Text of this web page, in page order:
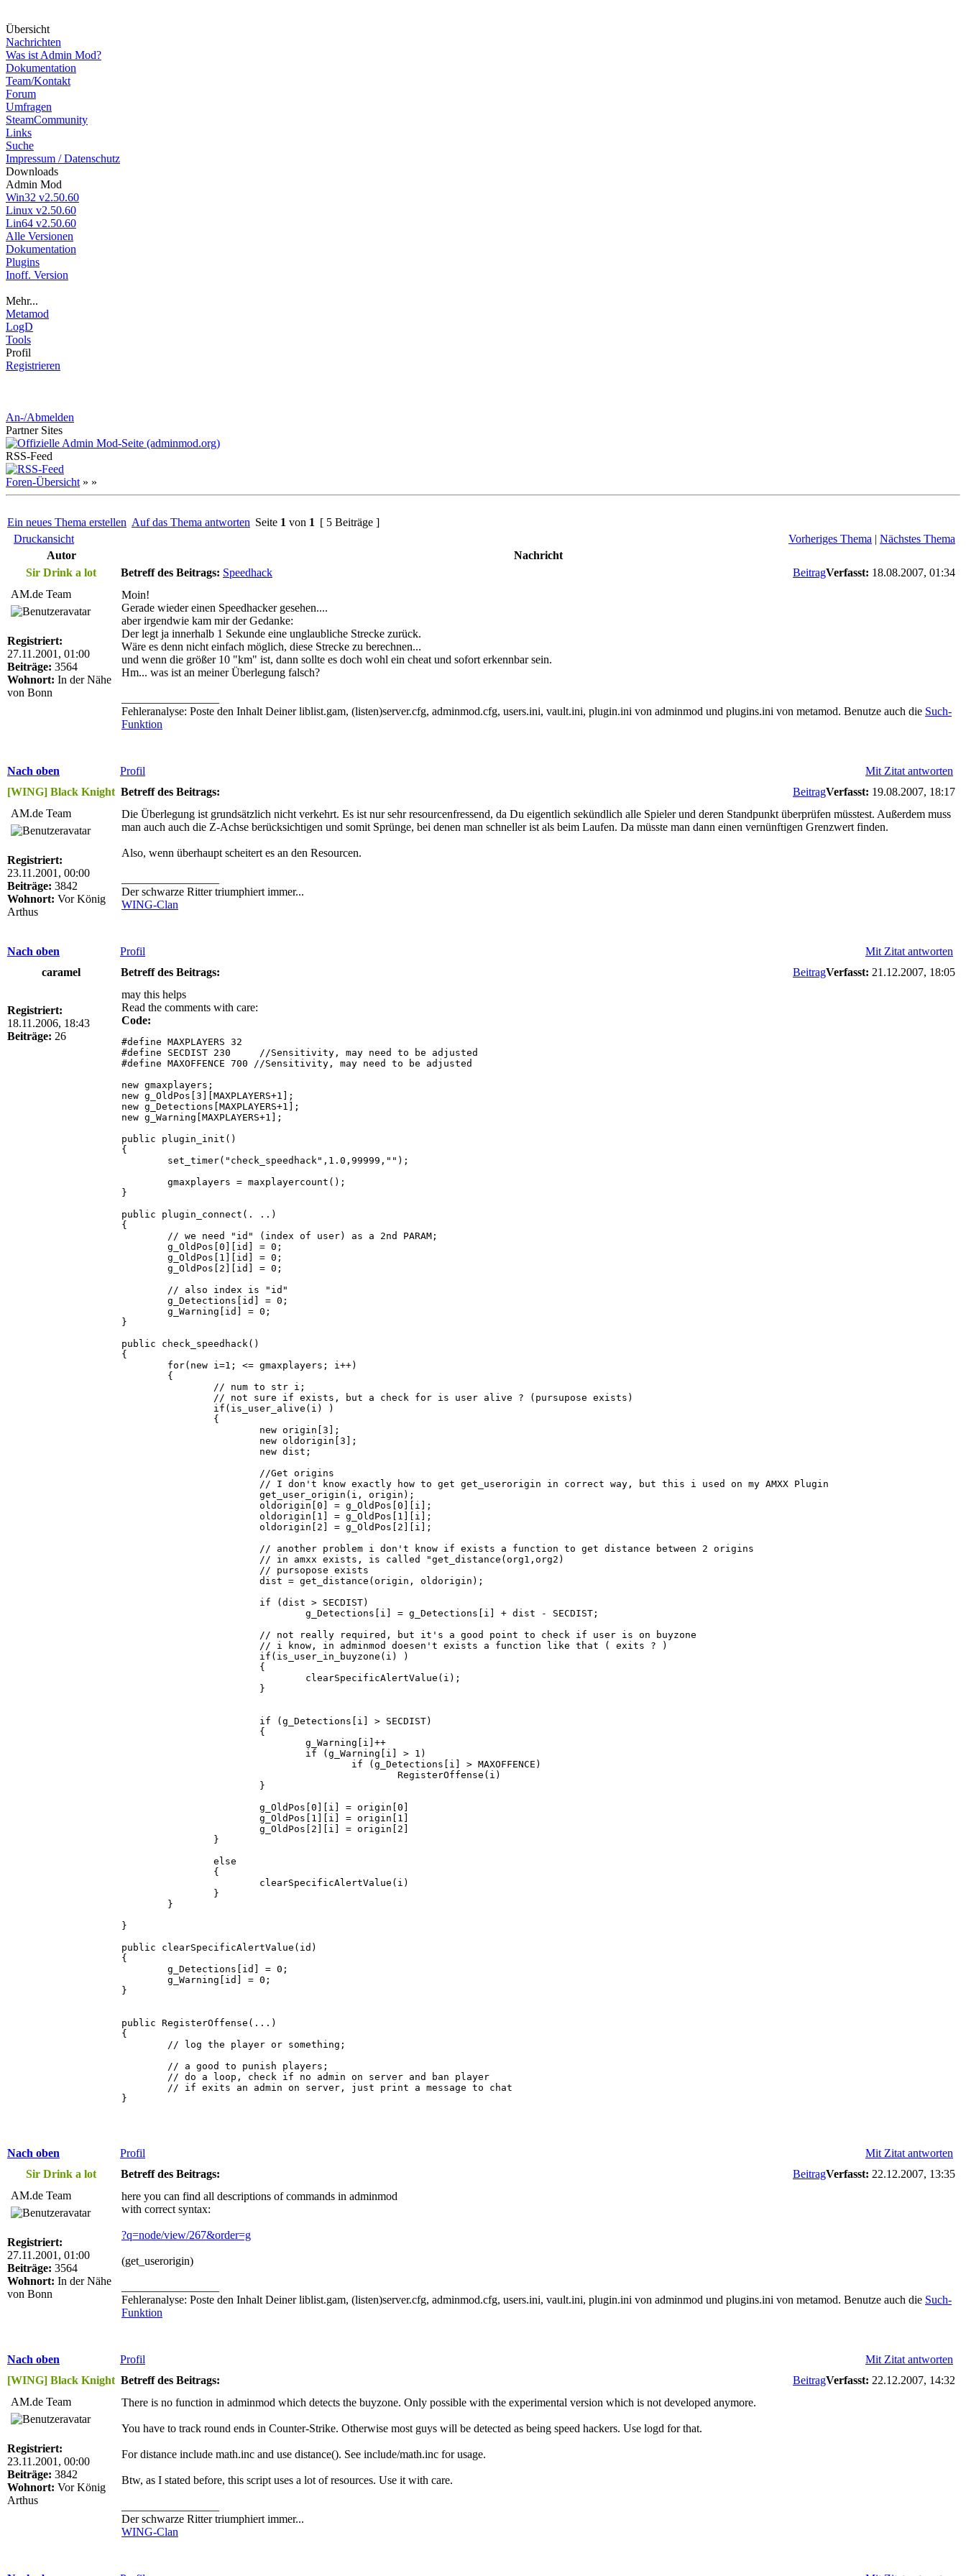
Übersicht
Nachrichten
Was ist Admin Mod?
Dokumentation
Team/Kontakt
Forum
Umfragen
SteamCommunity
Links
Suche
Impressum / Datenschutz
Downloads
Admin Mod
Win32 v2.50.60
Linux v2.50.60
Lin64 v2.50.60
Alle Versionen
Dokumentation
Plugins
Inoff. Version
Mehr...
Metamod
LogD
Tools
Profil
Registrieren
An-/Abmelden
Partner Sites
RSS-Feed
Foren-Übersicht » »
Ein neues Thema erstellen Auf das Thema antworten Seite 1 von 1 [ 5 Beiträge ]
Druckansicht
Vorheriges Thema | Nächstes Thema
Autor
Nachricht
Sir Drink a lot
Betreff des Beitrags: Speedhack BeitragVerfasst: 18.08.2007, 01:34
AM.de Team
Registriert:
27.11.2001, 01:00
Beiträge: 3564
Wohnort: In der Nähe
von Bonn
Moin!
Gerade wieder einen Speedhacker gesehen....
aber irgendwie kam mir der Gedanke:
Der legt ja innerhalb 1 Sekunde eine unglaubliche Strecke zurück.
Wäre es denn nicht einfach möglich, diese Strecke zu berechnen...
und wenn die größer 10 "km" ist, dann sollte es doch wohl ein cheat und sofort erkennbar sein.
Hm... was ist an meiner Überlegung falsch?
Fehleranalyse: Poste den Inhalt Deiner liblist.gam, (listen)server.cfg, adminmod.cfg, users.ini, vault.ini, plugin.ini von adminmod und plugins.ini von metamod. Benutze auch die Such-
Funktion
Nach oben Profil
Mit Zitat antworten
[WING] Black Knight Betreff des Beitrags: BeitragVerfasst: 19.08.2007, 18:17
AM.de Team
Registriert:
23.11.2001, 00:00
Beiträge: 3842
Wohnort: Vor König
Arthus
Die Überlegung ist grundsätzlich nicht verkehrt. Es ist nur sehr resourcenfressend, da Du eigentlich sekündlich alle Spieler und deren Standpunkt überprüfen müsstest. Außerdem muss
man auch auch die Z-Achse berücksichtigen und somit Sprünge, bei denen man schneller ist als beim Laufen. Da müsste man dann einen vernünftigen Grenzwert finden.
Also, wenn überhaupt scheitert es an den Resourcen.
Der schwarze Ritter triumphiert immer...
WING-Clan
Nach oben Profil
Mit Zitat antworten
caramel
Betreff des Beitrags: BeitragVerfasst: 21.12.2007, 18:05
Registriert:
18.11.2006, 18:43
Beiträge: 26
may this helps
Read the comments with care:
Code:
#define MAXPLAYERS 32
#define SECDIST 230	//Sensitivity, may need to be adjusted
#define MAXOFFENCE 700 //Sensitivity, may need to be adjusted
new gmaxplayers;
new g_OldPos[3][MAXPLAYERS+1];
new g_Detections[MAXPLAYERS+1];
new g_Warning[MAXPLAYERS+1];
public plugin_init()
{
}
public plugin_connect(. ..)
{
}
public check_speedhack()
{
}
public clearSpecificAlertValue(id)
{
}
public RegisterOffense(...)
{
}
Nach oben Profil
Mit Zitat antworten
Sir Drink a lot
Betreff des Beitrags: BeitragVerfasst: 22.12.2007, 13:35
AM.de Team
Registriert:
27.11.2001, 01:00
Beiträge: 3564
Wohnort: In der Nähe
von Bonn
here you can find all descriptions of commands in adminmod
with correct syntax:
?q=node/view/267&order=g
(get_userorigin)
Fehleranalyse: Poste den Inhalt Deiner liblist.gam, (listen)server.cfg, adminmod.cfg, users.ini, vault.ini, plugin.ini von adminmod und plugins.ini von metamod. Benutze auch die Such-
Funktion
Nach oben Profil
Mit Zitat antworten
[WING] Black Knight Betreff des Beitrags: BeitragVerfasst: 22.12.2007, 14:32
AM.de Team
Registriert:
23.11.2001, 00:00
Beiträge: 3842
Wohnort: Vor König
Arthus
There is no function in adminmod which detects the buyzone. Only possible with the experimental version which is not developed anymore.
You have to track round ends in Counter-Strike. Otherwise most guys will be detected as being speed hackers. Use logd for that.
For distance include math.inc and use distance(). See include/math.inc for usage.
Btw, as I stated before, this script uses a lot of resources. Use it with care.
Der schwarze Ritter triumphiert immer...
WING-Clan